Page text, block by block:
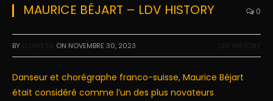
MAURICE BÉJART – LDV HISTORY 0
BY FLOWESIE ON NOVEMBRE 30, 2023 LDV HISTORY
Danseur et chorégraphe franco-suisse, Maurice Béjart
était considéré comme l’un des plus novateurs